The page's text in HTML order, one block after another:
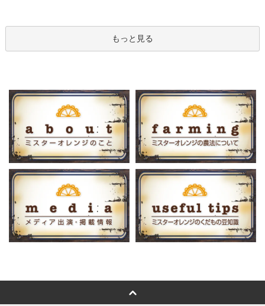
もっと見る